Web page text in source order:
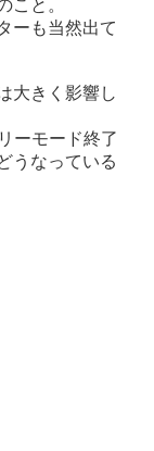
こと。
ーも当然出て
大きく影響し
ーモード終了
うなっている